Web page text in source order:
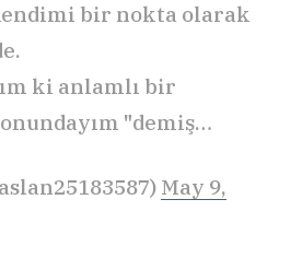
bir nokta olarak
ki anlamlı bir
"demiş…
May 9,